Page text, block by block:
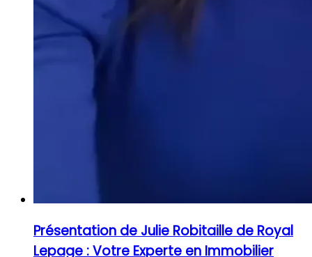
Présentation de Julie Robitaille de Royal
Lepage : Votre Experte en Immobilier